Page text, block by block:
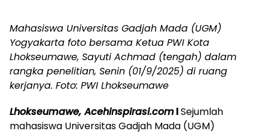
Mahasiswa Universitas Gadjah Mada (UGM)
Yogyakarta foto bersama Ketua PWI Kota
Lhokseumawe, Sayuti Achmad (tengah) dalam
rangka penelitian, Senin (01/9/2025) di ruang
kerjanya. Foto: PWI Lhokseumawe
Lhokseumawe, Acehinspirasi.comlSejumlah
mahasiswa Universitas Gadjah Mada (UGM)